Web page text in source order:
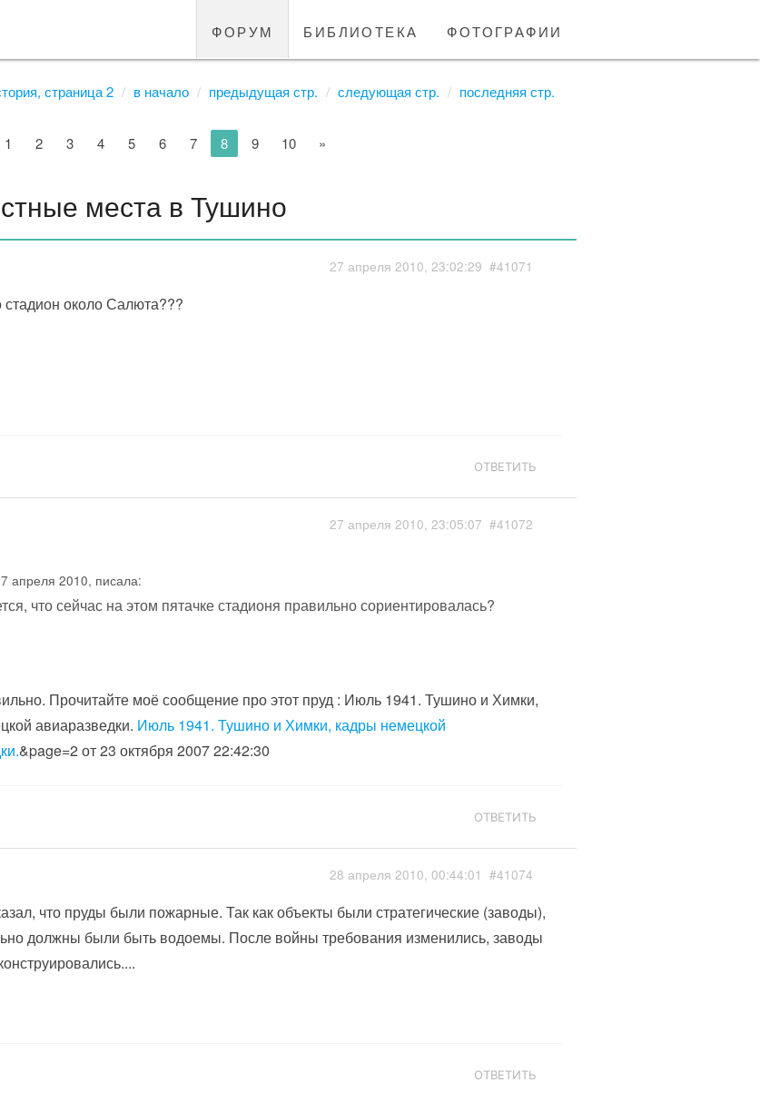
форум библиотека фотографии
страница 2 в начало предыдущая стр. следующая стр. последняя стр.
1 2 3 4 5 6 7 8 9 10 »
места в Тушино
27 апреля 2010, 23:02:29 #41071
стадион около Салюта???
ОТВЕТИТЬ
27 апреля 2010, 23:05:07 #41072
апреля 2010, писала:
что сейчас на этом пятачке стадионя правильно сориентировалась?
Прочитайте моё сообщение про этот пруд : Июль 1941. Тушино и Химки,
авиаразведки. Июль 1941. Тушино и Химки, кадры немецкой
&page=2 от 23 октября 2007 22:42:30
ОТВЕТИТЬ
28 апреля 2010, 00:44:01 #41074
что пруды были пожарные. Так как объекты были стратегические (заводы),
должны были быть водоемы. После войны требования изменились, заводы
ОТВЕТИТЬ